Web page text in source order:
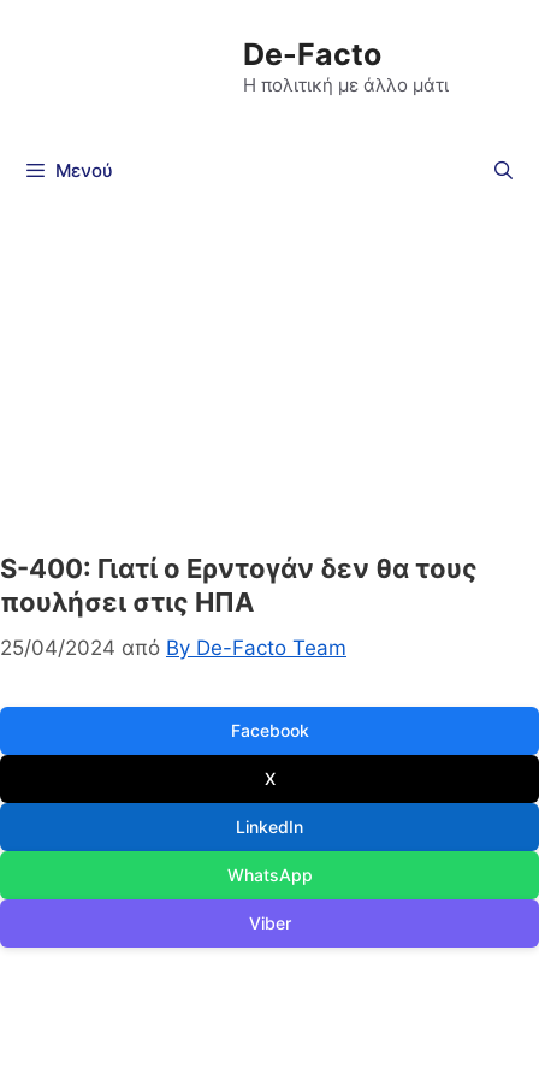
De-Facto
Η πολιτική με άλλο μάτι
Μενού
S-400: Γιατί ο Ερντογάν δεν θα τους
πουλήσει στις ΗΠΑ
25/04/2024 από By De-Facto Team
Facebook
X
LinkedIn
WhatsApp
Viber